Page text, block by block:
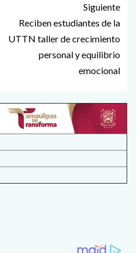
Siguiente
Reciben estudiantes de la
UTTN taller de crecimiento
personal y equilibrio
emocional